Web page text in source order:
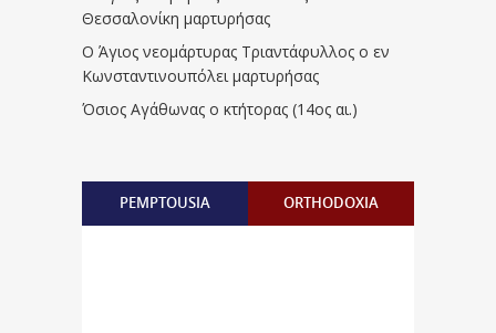
Θεσσαλονίκη μαρτυρήσας
Ο Άγιος νεομάρτυρας Τριαντάφυλλος ο εν
Κωνσταντινουπόλει μαρτυρήσας
Όσιος Αγάθωνας ο κτήτορας (14ος αι.)
PEMPTOUSIA ORTHODOXIA